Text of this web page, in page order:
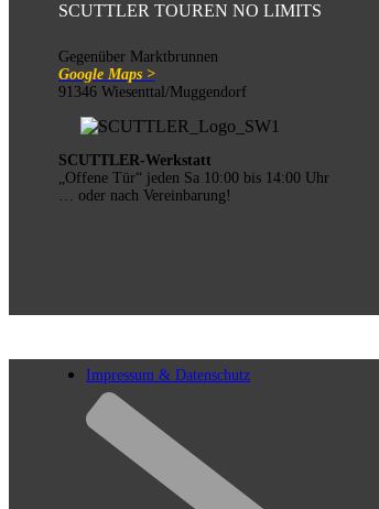
SCUTTLER TOUREN NO LIMITS
Gegenüber Marktbrunnen
Google Maps >
91346 Wiesenttal/Muggendorf
SCUTTLER-Werkstatt
„Offene Tür“ jeden Sa 10:00 bis 14:00 Uhr
… oder nach Vereinbarung!
Impressum & Datenschutz